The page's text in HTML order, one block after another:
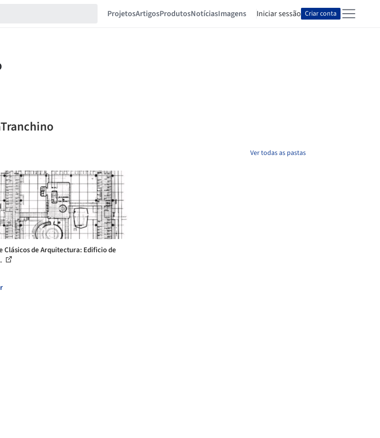
ProjetosArtigosProdutosNotíciasImagens Iniciar sessão Criar conta
Ver todas as pastas
Clásicos de Arquitectura: Edificio de